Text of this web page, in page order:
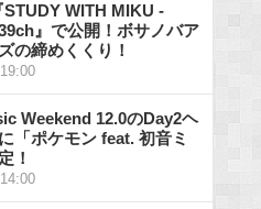
WITH MIKU -
』で公開！ボサノバア
の締めくくり！
Weekend 12.0のDay2ヘ
「ポケモン feat. 初音ミ
！